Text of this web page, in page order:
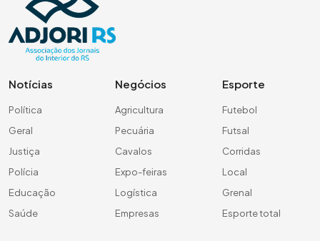
Notícias
Política
Geral
Justiça
Polícia
Educação
Saúde
Negócios
Agricultura
Pecuária
Cavalos
Expo-feiras
Logística
Empresas
Esporte
Futebol
Futsal
Corridas
Local
Grenal
Esporte total